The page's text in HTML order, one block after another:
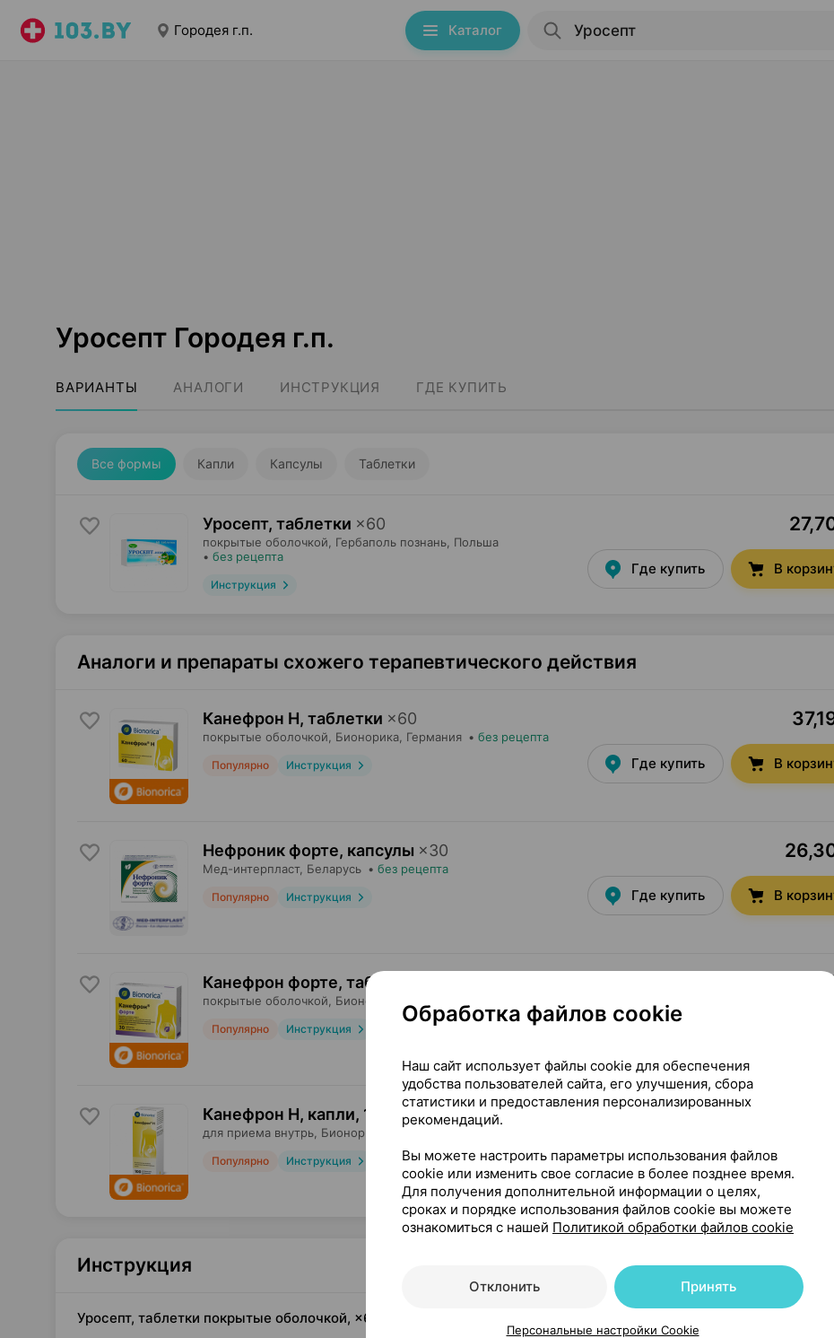
Городея г.п. Каталог
Уросепт Городея г.п.
ВАРИАНТЫ АНАЛОГИ ИНСТРУКЦИЯ ГДЕ КУПИТЬ
Все формы Капли Капсулы Таблетки
Уросепт, таблетки ×60
покрытые оболочкой, Гербаполь познань , Польша
• без рецепта
Инструкция
Где купить В
Аналоги и препараты схожего терапевтического действия
Канефрон Н, таблетки ×60
покрытые оболочкой, Бионорика , Германия • без рецепта
Популярно Инструкция Где купить В
Нефроник форте, капсулы ×30
Мед-интерпласт, Беларусь • без рецепта
Популярно Инструкция Где купить В
Канефрон форте, таблетки
покрытые оболочкой, Бионорика
Популярно Инструкция Где купить В
Канефрон Н, капли, 100 мл×1
для приема внутрь, Бионорика
Популярно Инструкция Где купить В
Инструкция
Уросепт, таблетки покрытые оболочкой, ×60, Гербаполь познань Польша
Обработка файлов cookie
Наш сайт использует файлы cookie для обеспечения
удобства пользователей сайта, его улучшения, сбора
статистики и предоставления персонализированных
рекомендаций.
Вы можете настроить параметры использования файлов
cookie или изменить свое согласие в более позднее время.
Для получения дополнительной информации о целях,
сроках и порядке использования файлов cookie вы можете
ознакомиться с нашей Политикой обработки файлов cookie
Отклонить Принять
Персональные настройки Cookie